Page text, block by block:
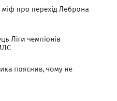
про перехід Леброна
Ліги чемпіонів
пояснив, чому не